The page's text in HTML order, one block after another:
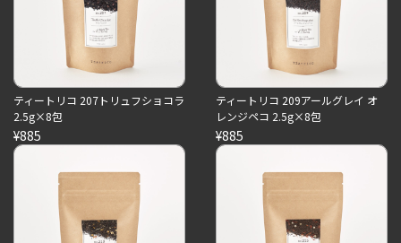
ティートリコ 207トリュフショコラ
2.5g×8包
¥885
ティートリコ 209アールグレイ オ
レンジペコ 2.5g×8包
¥885